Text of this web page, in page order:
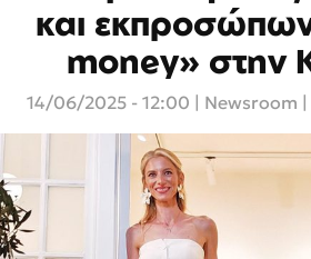
και
money» στην
14/06/2025 - 12:00 Newsroom